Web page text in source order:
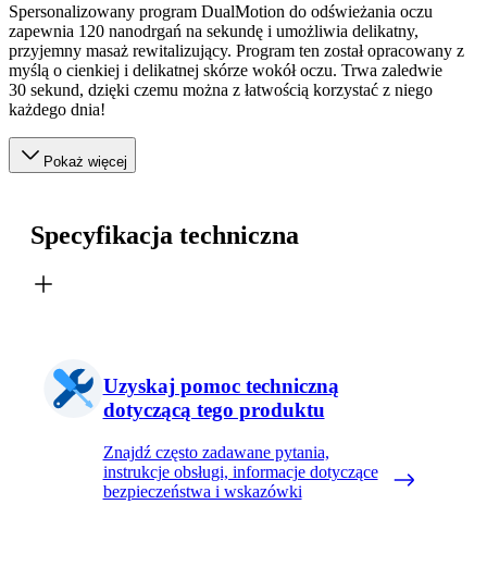
Spersonalizowany program DualMotion do odświeżania oczu
zapewnia 120 nanodrgań na sekundę i umożliwia delikatny,
przyjemny masaż rewitalizujący. Program ten został opracowany z
myślą o cienkiej i delikatnej skórze wokół oczu. Trwa zaledwie
30 sekund, dzięki czemu można z łatwością korzystać z niego
każdego dnia!
Pokaż więcej
Specyfikacja techniczna
Uzyskaj pomoc techniczną
dotyczącą tego produktu
Znajdź często zadawane pytania,
instrukcje obsługi, informacje dotyczące
bezpieczeństwa i wskazówki